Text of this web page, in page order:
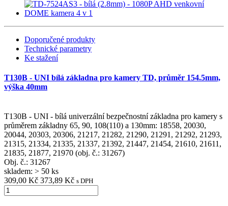
Doporučené produkty
Technické parametry
Ke stažení
T130B - UNI bílá základna pro kamery TD, průměr 154.5mm,
výška 40mm
T130B - UNI - bílá univerzální bezpečnostní základna pro kamery s
průměrem základny 65, 90, 108(110) a 130mm: 18558, 20030,
20044, 20303, 20306, 21217, 21282, 21290, 21291, 21292, 21293,
21315, 21334, 21335, 21337, 21392, 21447, 21454, 21610, 21611,
21835, 21877, 21970 (obj. č.: 31267)
Obj. č.: 31267
skladem: > 50 ks
309,00 Kč 373,89 Kč s DPH